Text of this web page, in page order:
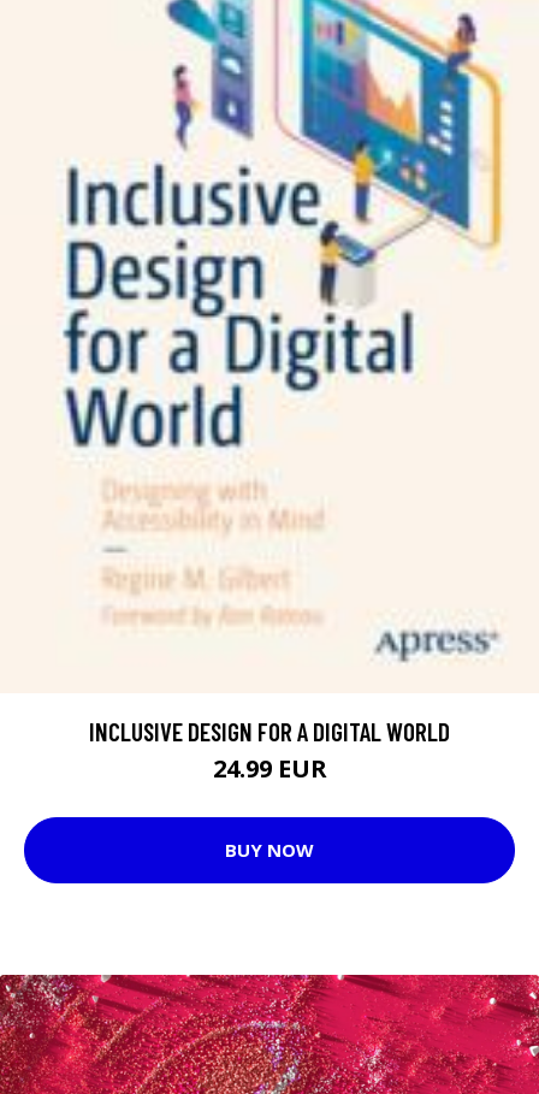
INCLUSIVE DESIGN FOR A DIGITAL WORLD
24.99 EUR
BUY NOW